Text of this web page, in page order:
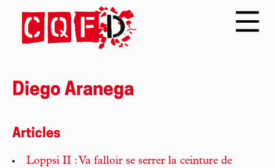
Diego Aranega
Articles
Loppsi II : Va falloir se serrer la ceinture de